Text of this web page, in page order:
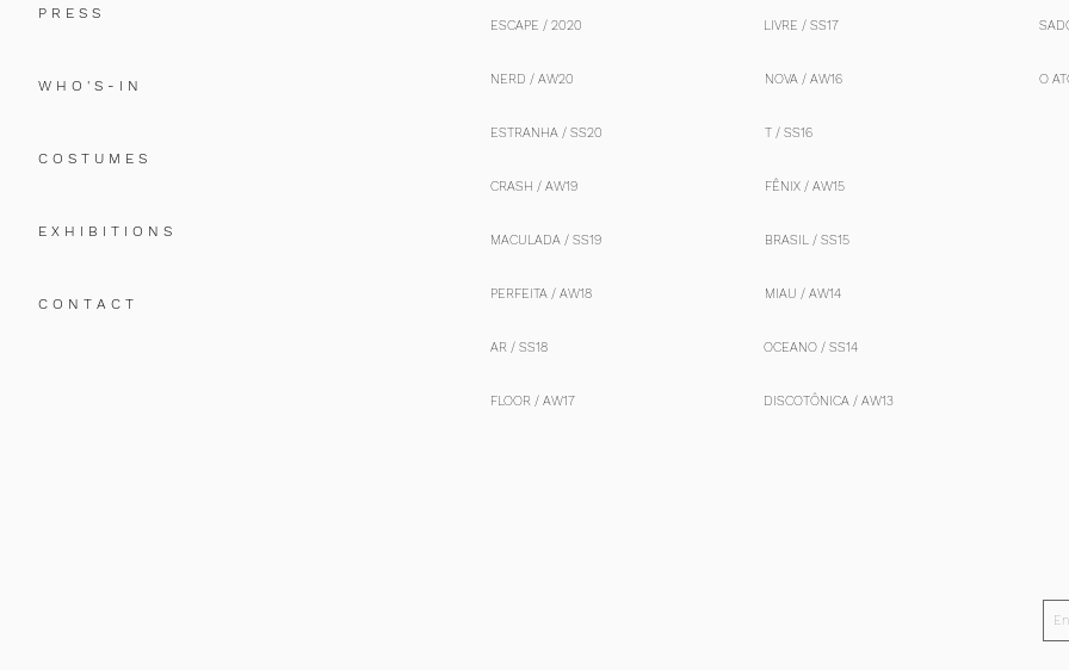
P R E S S
W H O ' S - I N
C O S T U M E S
E X H I B I T I O N S
C O N T A C T
ESCAPE / 2020 LIVRE / SS17
NERD / AW20 NOVA / AW16
ESTRANHA / SS20 T / SS16
CRASH / AW19 FÊNIX / AW15
MACULADA / SS19 BRASIL / SS15
PERFEITA / AW18 MIAU / AW14
AR / SS18 OCEANO / SS14
FLOOR / AW17 DISCOTÔNICA / AW13
O